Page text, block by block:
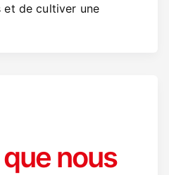
et de cultiver une
nous